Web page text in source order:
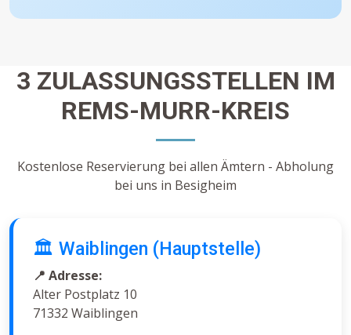
3 ZULASSUNGSSTELLEN IM
REMS-MURR-KREIS
Kostenlose Reservierung bei allen Ämtern - Abholung
bei uns in Besigheim
🏛️ Waiblingen (Hauptstelle)
📍 Adresse:
Alter Postplatz 10
71332 Waiblingen